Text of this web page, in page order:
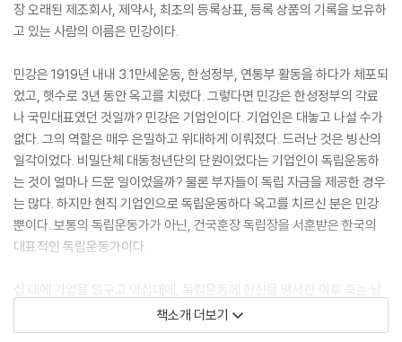
장 오래된 제조회사, 제약사, 최초의 등록상표, 등록 상품의 기록을 보유하
고 있는 사람의 이름은 민강이다.
민강은 1919년 내내 3.1만세운동, 한성정부, 연통부 활동을 하다가 체포되
었고, 햇수로 3년 동안 옥고를 치렀다. 그렇다면 민강은 한성정부의 각료
나 국민대표였던 것일까? 민강은 기업인이다. 기업인은 대놓고 나설 수가
없다. 그의 역할은 매우 은밀하고 위대하게 이뤄졌다. 드러난 것은 빙산의
일각이었다. 비밀단체 대동청년단의 단원이었다는 기업인이 독립운동하
는 것이 얼마나 드문 일이었을까? 물론 부자들이 독립 자금을 제공한 경우
는 많다. 하지만 현직 기업인으로 독립운동하다 옥고를 치르신 분은 민강
뿐이다. 보통의 독립운동가가 아닌, 건국훈장 독립장을 서훈받은 한국의
대표적인 독립운동가이다.
십 대에 기업을 일구고 이십대에, 독립운동에 헌신을 맹세한 이후 죽는 날
까지 사회와 민족을 위해 헌신했던 놀랄만한 인물에 대해 이제 우리는 알
고 기억해야 하지 않을까? 독립운동은 못 해도 독립운동을 한 이들의 헌신
책소개 더보기